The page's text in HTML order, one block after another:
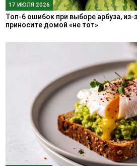
17 ИЮЛЯ 2026
Топ-6 ошибок при выборе арбуза, из-
приносите домой «не тот»